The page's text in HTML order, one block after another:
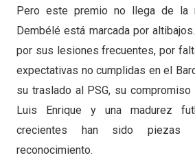
Pero este premio no llega de la
Dembélé está marcada por
por sus lesiones frecuentes, por
expectativas no cumplidas en el
su traslado al PSG, su
Luis Enrique y una madurez
crecientes han sido piezas
reconocimiento.